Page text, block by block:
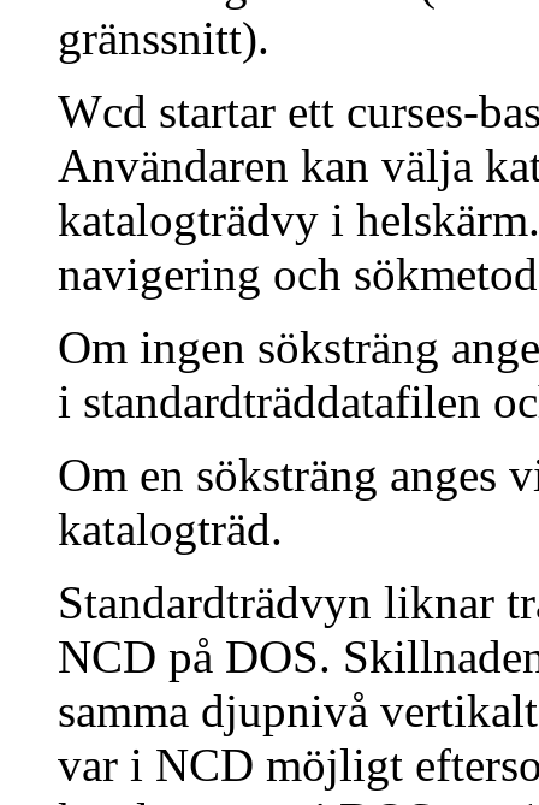
gränssnitt).
Wcd startar ett curses-
Användaren kan välja
katalogträdvy i
navigering och
Om ingen söksträng
i standardträddatafilen
Om en söksträng anges
katalogträd.
Standardträdvyn liknar
NCD på DOS.
samma djupnivå
var i NCD möjligt